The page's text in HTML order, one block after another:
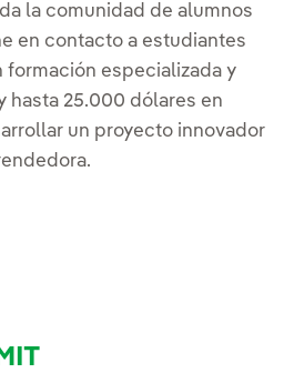
la comunidad de alumnos
en contacto a estudiantes
formación especializada y
hasta 25.000 dólares en
un proyecto innovador